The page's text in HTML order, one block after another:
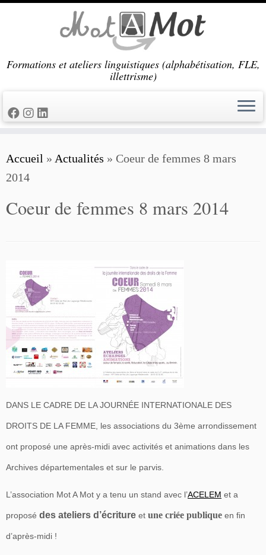
Formations et ateliers linguistiques (alphabétisation, FLE,
illettrisme)
Accueil » Actualités » Coeur de femmes 8 mars
2014
Coeur de femmes 8 mars 2014
DANS LE CADRE DE LA JOURNÉE INTERNATIONALE DES
DROITS DE LA FEMME, les associations du 3ème arrondissement
ont proposé une après-midi avec activités et animations dans les
Archives départementales et sur le parvis.
L’association Mot A Mot y a tenu un stand avec l’ACELEM et a
proposé des ateliers d’écriture et une criée publique en fin
d’après-midi !